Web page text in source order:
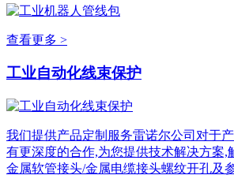
查看更多 >
工业自动化线束保护
我们提供产品定制服务雷诺尔公司对于
有更深度的合作,为您提供技术解决方案,
金属软管接头/金属电缆接头螺纹开孔及